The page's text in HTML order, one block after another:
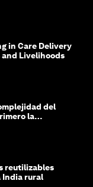
in Care Delivery
and Livelihoods
del
la
reutilizables
India rural